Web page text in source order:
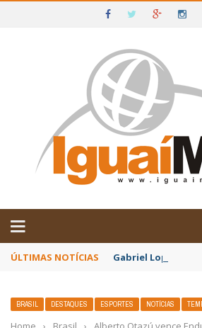
IGUAÍ E SUDOESTE DA BAHIA
ÚLTIMAS NOTÍCIAS Gabriel Lopes
BRASIL DESTAQUES ESPORTES NOTÍCIAS